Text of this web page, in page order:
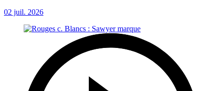
02 juil. 2026